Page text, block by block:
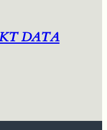
DATA